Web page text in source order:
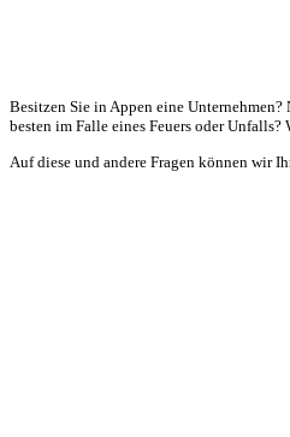
Besitzen Sie in Appen eine
besten im Falle eines Feuers oder
Auf diese und andere Fragen können wir